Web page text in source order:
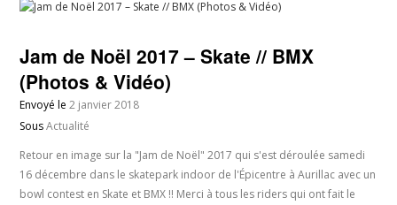
Jam de Noël 2017 – Skate // BMX
(Photos & Vidéo)
Envoyé le2 janvier 2018
SousActualité
Retour en image sur la "Jam de Noël" 2017 qui s'est déroulée samedi
16 décembre dans le skatepark indoor de l'Épicentre à Aurillac avec un
bowl contest en Skate et BMX !! Merci à tous les riders qui ont fait le